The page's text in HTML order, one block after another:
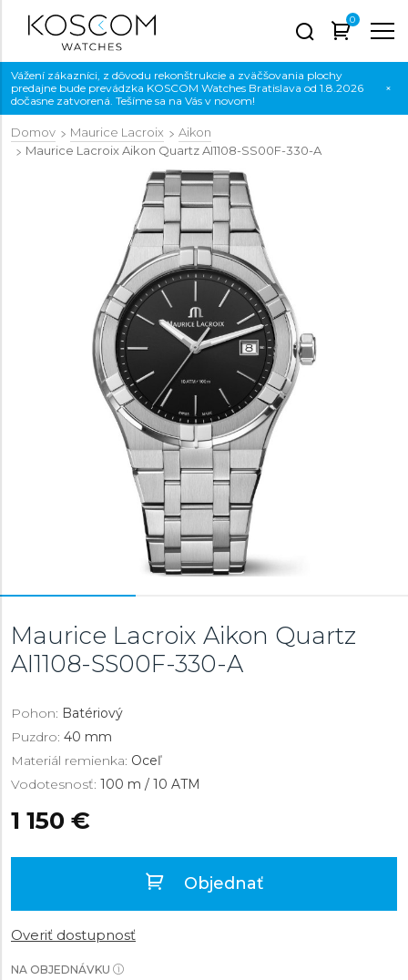
0
Vážení zákazníci, z dôvodu rekonštrukcie a zväčšovania plochy
predajne bude prevádzka KOSCOM Watches Bratislava od 1.8.2026
dočasne zatvorená. Tešíme sa na Vás v novom!
×
Domov Maurice Lacroix
Aikon
Maurice Lacroix Aikon QuartzAI1108-SS00F-330-A
Maurice Lacroix Aikon Quartz
AI1108-SS00F-330-A
Pohon: Batériový
Puzdro: 40 mm
Materiál remienka: Oceľ
Vodotesnosť: 100 m / 10 ATM
1 150 €
Objednať
Overiť dostupnosť
NA OBJEDNÁVKU